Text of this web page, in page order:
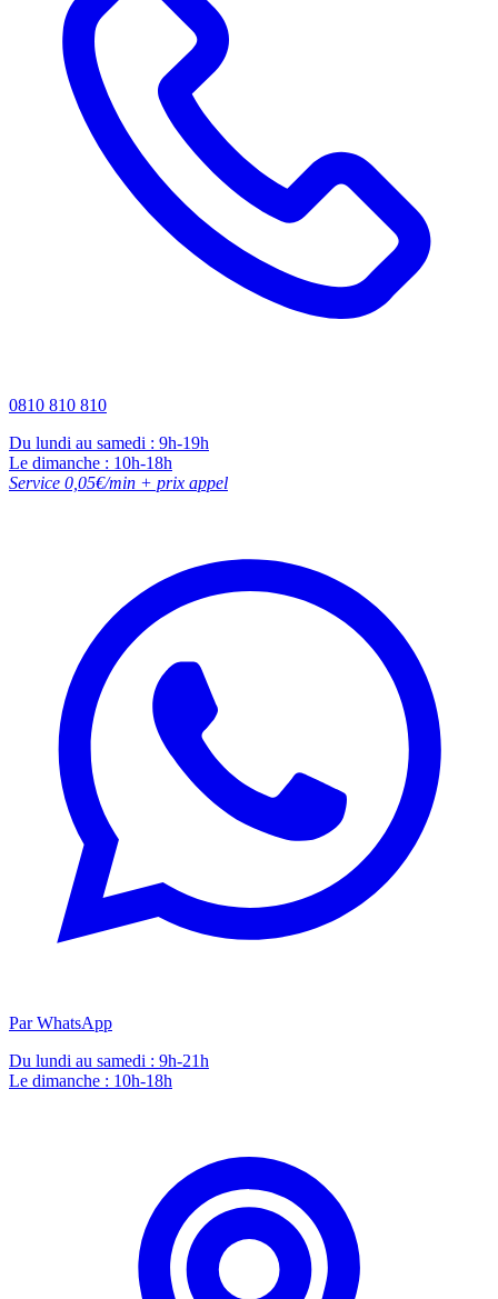
0810 810 810
Du lundi au samedi : 9h-19h
Le dimanche : 10h-18h
Service 0,05€/min + prix appel
Par WhatsApp
Du lundi au samedi : 9h-21h
Le dimanche : 10h-18h